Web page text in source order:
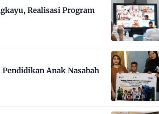
Realisasi Program
Anak Nasabah